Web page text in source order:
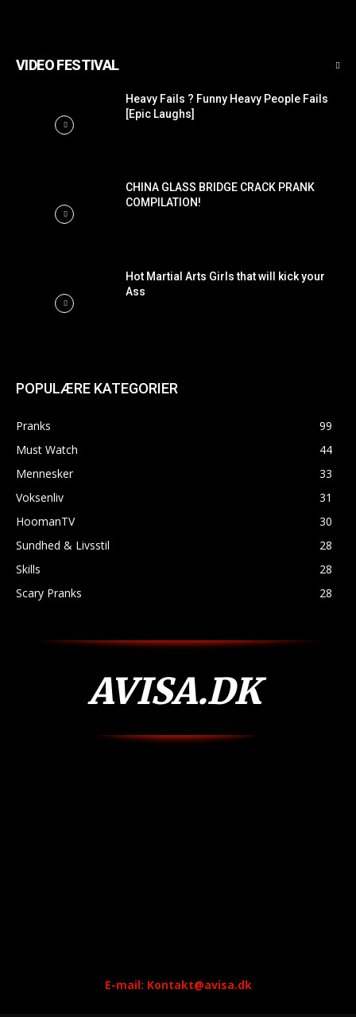
VIDEO FESTIVAL
Heavy Fails ? Funny Heavy People Fails
[Epic Laughs]
CHINA GLASS BRIDGE CRACK PRANK
COMPILATION!
Hot Martial Arts Girls that will kick your
Ass
POPULÆRE KATEGORIER
Pranks
99
Must Watch
44
Mennesker
33
Voksenliv
31
HoomanTV
30
Sundhed & Livsstil
28
Skills
28
Scary Pranks
28
AVISA.DK
E-mail: Kontakt@avisa.dk